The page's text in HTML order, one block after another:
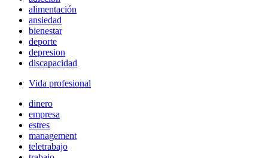
alimentación
ansiedad
bienestar
deporte
depresion
discapacidad
Vida profesional
dinero
empresa
estres
management
teletrabajo